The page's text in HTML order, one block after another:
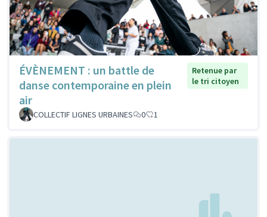
ÉVÈNEMENT : un battle de
danse contemporaine en plein
air
Retenue par
le tri citoyen
COLLECTIF LIGNES URBAINES 0 1